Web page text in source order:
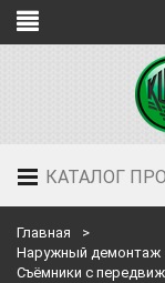
КАТАЛОГ
Главная
Наружный демонтаж
Съёмники с